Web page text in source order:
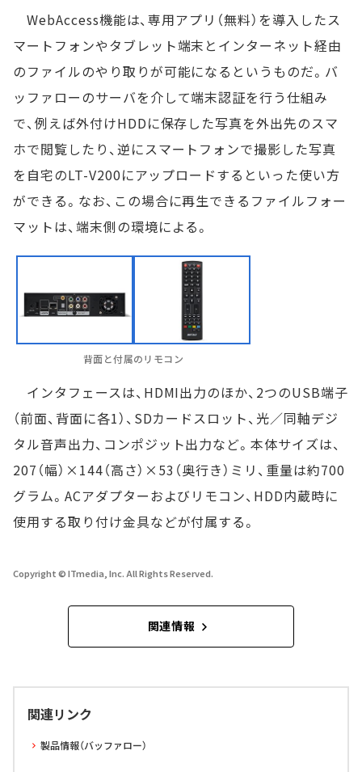
WebAccess機能は、専用アプリ（無料）を導入したス
マートフォンやタブレット端末とインターネット経由
のファイルのやり取りが可能になるというものだ。バ
ッファローのサーバを介して端末認証を行う仕組み
で、例えば外付けHDDに保存した写真を外出先のスマ
ホで閲覧したり、逆にスマートフォンで撮影した写真
を自宅のLT-V200にアップロードするといった使い方
ができる。なお、この場合に再生できるファイルフォー
マットは、端末側の環境による。
背面と付属のリモコン
インタフェースは、HDMI出力のほか、2つのUSB端子
（前面、背面に各1）、SDカードスロット、光／同軸デジ
タル音声出力、コンポジット出力など。本体サイズは、
207（幅）×144（高さ）×53（奥行き）ミリ、重量は約700
グラム。ACアダプターおよびリモコン、HDD内蔵時に
使用する取り付け金具などが付属する。
Copyright © ITmedia, Inc. All Rights Reserved.
関連情報
関連リンク
製品情報（バッファロー）